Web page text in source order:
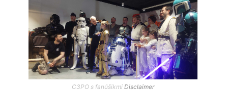
C3PO s fanúšikmi Disclaimer